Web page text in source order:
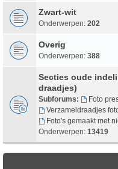
Zwart-wit
Onderwerpen: 202
Overig
Onderwerpen: 388
Secties oude
draadjes)
Subforums: Foto
Verzameldraadjes
Foto's gemaakt met
Onderwerpen: 13419